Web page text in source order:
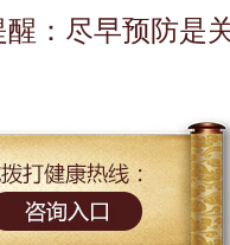
：尽早预防是